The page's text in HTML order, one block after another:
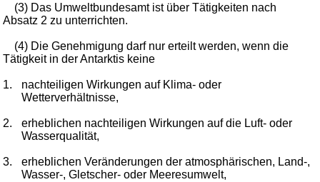
(3) Das Umweltbundesamt ist über Tätigkeiten nach
Absatz 2 zu unterrichten.
(4) Die Genehmigung darf nur erteilt werden, wenn die
Tätigkeit in der Antarktis keine
1.
nachteiligen Wirkungen auf Klima- oder
Wetterverhältnisse,
2.
erheblichen nachteiligen Wirkungen auf die Luft- oder
Wasserqualität,
3.
erheblichen Veränderungen der atmosphärischen, Land-,
Wasser-, Gletscher- oder Meeresumwelt,